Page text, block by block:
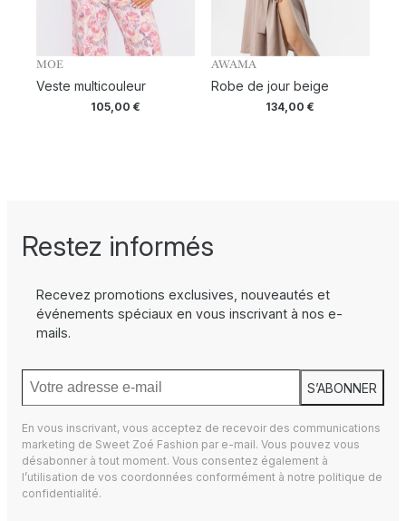
MOE
Veste multicouleur
105,00€
AWAMA
Robe de jour beige
134,00€
Restez informés
Recevez promotions exclusives, nouveautés et
événements spéciaux en vous inscrivant à nos e-
mails.
S’ABONNER
En vous inscrivant, vous acceptez de recevoir des communications
marketing de Sweet Zoé Fashion par e-mail. Vous pouvez vous
désabonner à tout moment. Vous consentez également à
l’utilisation de vos coordonnées conformément à notre politique de
confidentialité.